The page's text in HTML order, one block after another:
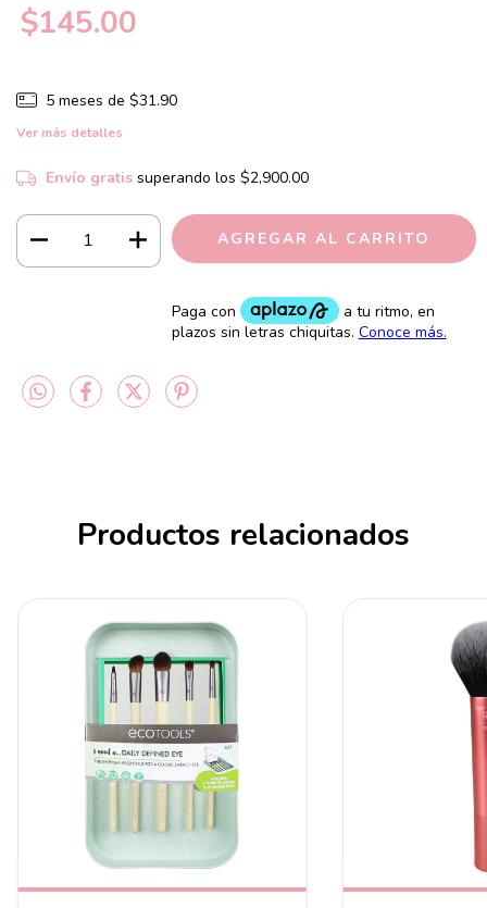
$145.00
5 meses de $31.90
Ver más detalles
Envío gratis superando los $2,900.00
Productos relacionados